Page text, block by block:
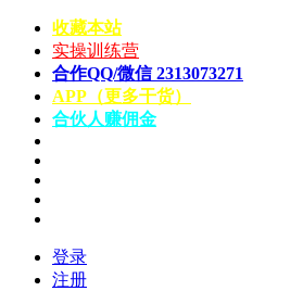
收藏本站
实操训练营
合作QQ/微信 2313073271
APP（更多干货）
合伙人赚佣金
登录
注册